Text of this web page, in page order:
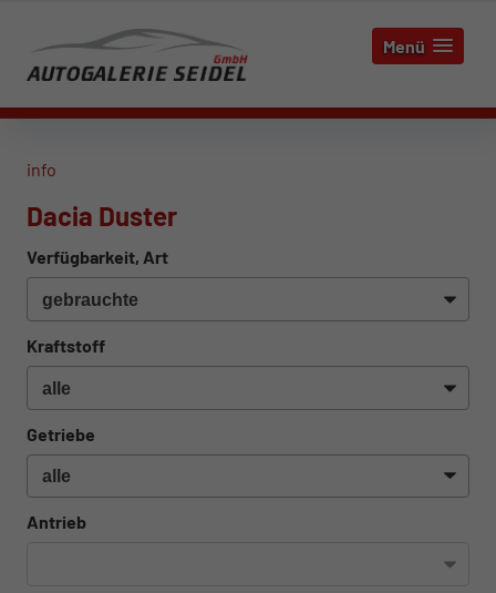
Menü
info
Dacia Duster
Verfügbarkeit, Art
Kraftstoff
Getriebe
Antrieb